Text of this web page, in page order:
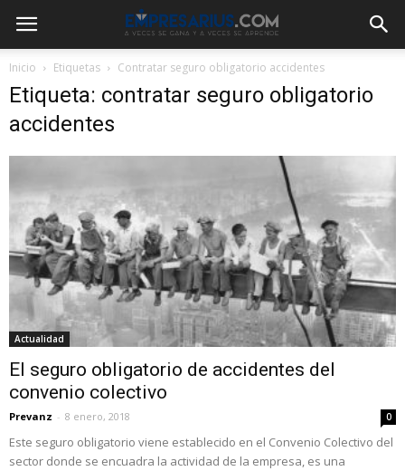
Inicio Etiquetas Contratar seguro obligatorio accidentes
Etiqueta: contratar seguro obligatorio
accidentes
Actualidad
El seguro obligatorio de accidentes del
convenio colectivo
Prevanz - 8 enero, 2018 0
Este seguro obligatorio viene establecido en el Convenio Colectivo del
sector donde se encuadra la actividad de la empresa, es una